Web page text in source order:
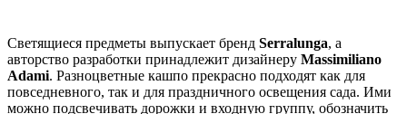
Светящиеся предметы выпускает бренд Serralunga, а
авторство разработки принадлежит дизайнеру Massimiliano
Adami. Разноцветные кашпо прекрасно подходят как для
повседневного, так и для праздничного освещения сада. Ими
можно подсвечивать дорожки и входную группу, обозначить